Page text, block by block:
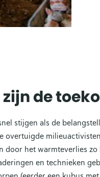
de
stijgen als de
overtuigde
door het warmteverlies
en technieken